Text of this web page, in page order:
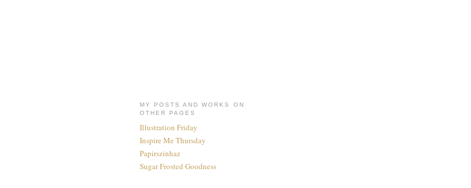
MY POSTS AND WORKS ON
OTHER PAGES
Illustration Friday
Inspire Me Thursday
Papirszinhaz
Sugar Frosted Goodness